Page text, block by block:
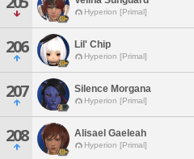
Hyperion [Primal]
206 Lil' Chip
Hyperion [Primal]
207 Silence Morgana
Hyperion [Primal]
208 Alisael Gaeleah
Hyperion [Primal]